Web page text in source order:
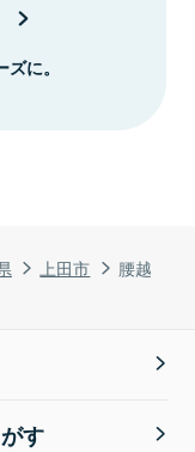
上田市 腰越
に。
す